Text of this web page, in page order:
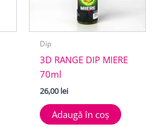
Dip
3D RANGE DIP MIERE
70ml
26,00lei
Adaugă în coș